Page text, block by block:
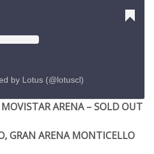
by Lotus (@lotuscl)
ARENA – SOLD OUT
GRAN ARENA MONTICELLO